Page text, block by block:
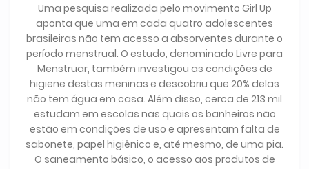
Uma pesquisa realizada pelo movimento Girl Up
aponta que uma em cada quatro adolescentes
brasileiras não tem acesso a absorventes durante o
período menstrual. O estudo, denominado Livre para
Menstruar, também investigou as condições de
higiene destas meninas e descobriu que 20% delas
não tem água em casa. Além disso, cerca de 213 mil
estudam em escolas nas quais os banheiros não
estão em condições de uso e apresentam falta de
sabonete, papel higiênico e, até mesmo, de uma pia.
O saneamento básico, o acesso aos produtos de